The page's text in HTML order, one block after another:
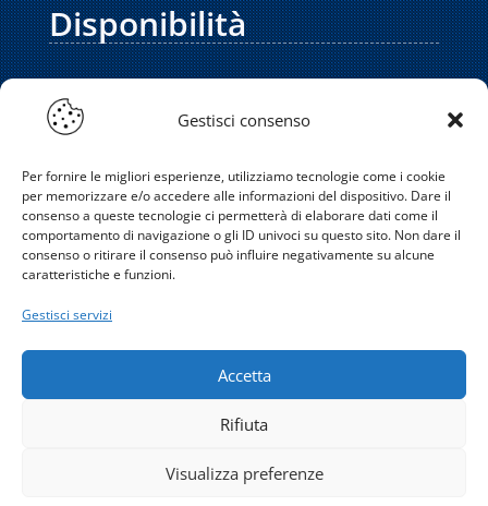
Gestisci consenso
Per fornire le migliori esperienze, utilizziamo tecnologie come i cookie
per memorizzare e/o accedere alle informazioni del dispositivo. Dare il
consenso a queste tecnologie ci permetterà di elaborare dati come il
comportamento di navigazione o gli ID univoci su questo sito. Non dare il
consenso o ritirare il consenso può influire negativamente su alcune
caratteristiche e funzioni.
Gestisci servizi
Accetta
Rifiuta
Visualizza preferenze
Disponibilità
dalle 08:00 alle 18:00 ,sabato fino alle
WhatsApp e email.
Gli interventi dei nostri tecnici sono effettuati
durante l’orario di lavoro regolare. Le
emergenze possono essere gestite anche al
appuntamento.